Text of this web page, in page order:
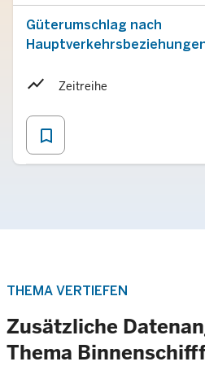
Güterumschlag nach
Zeitreihe
bookmark_border
THEMA VERTIEFEN
Zusätzliche
Thema